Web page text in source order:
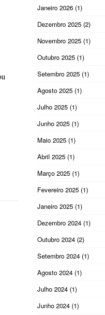
Janeiro 2026 (1)
Dezembro 2025 (2)
Novembro 2025 (1)
Outubro 2025 (1)
Setembro 2025 (1)
Agosto 2025 (1)
Julho 2025 (1)
Junho 2025 (1)
Maio 2025 (1)
Abril 2025 (1)
Março 2025 (1)
Fevereiro 2025 (1)
Janeiro 2025 (1)
Dezembro 2024 (1)
Outubro 2024 (2)
Setembro 2024 (1)
Agosto 2024 (1)
Julho 2024 (1)
Junho 2024 (1)